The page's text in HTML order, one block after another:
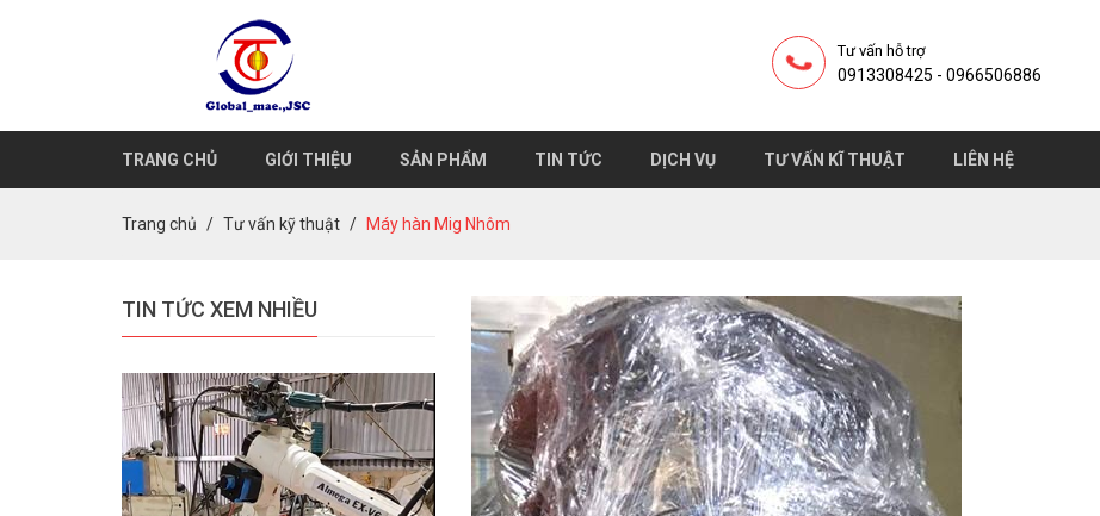
Tư vấn hỗ trợ
0913308425 - 0966506886
TRANG CHỦ GIỚI THIỆU SẢN PHẨM TIN TỨC DỊCH VỤ TƯ VẤN KĨ THUẬT LIÊN HỆ
Trang chủ Tư vấn kỹ thuật Máy hàn Mig Nhôm
TIN TỨC XEM NHIỀU